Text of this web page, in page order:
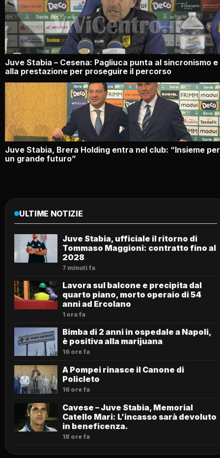
Juve Stabia – Cesena: Pagliuca punta al sincronismo e
alla prestazione per proseguire il percorso
Juve Stabia, Brera Holding entra nel club: “Insieme per
un grande futuro”
ULTIME NOTIZIE
Juve Stabia, ufficiale il ritorno di
Tommaso Maggioni: contratto fino al
2028
7 minuti fa
Lavora sul balcone e precipita dal
quarto piano, morto operaio di 54
anni ad Ercolano
1 ora fa
Bimba di 2 anni in ospedale a Napoli,
è positiva alla marijuana
16 ore fa
A Pompei rinasce il Canone di
Policleto
16 ore fa
Cavese – Juve Stabia, Memorial
Catello Mari: L’incasso sarà devoluto
in beneficenza.
18 ore fa